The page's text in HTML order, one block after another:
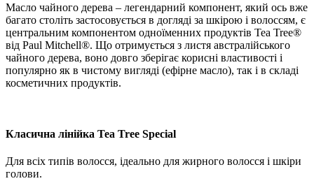
Масло чайного дерева – легендарний компонент, який ось вже
багато століть застосовується в догляді за шкірою і волоссям, є
центральним компонентом одноїменних продуктів Tea Tree®
від Paul Mitchell®. Що отримується з листя австралійського
чайного дерева, воно довго зберігає корисні властивості і
популярно як в чистому вигляді (ефірне масло), так і в складі
косметичних продуктів.
Класична лінійка Tea Tree Special
Для всіх типів волосся, ідеально для жирного волосся і шкіри
голови.